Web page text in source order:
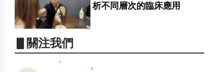
析不同層次的臨床應用
▋關注我們